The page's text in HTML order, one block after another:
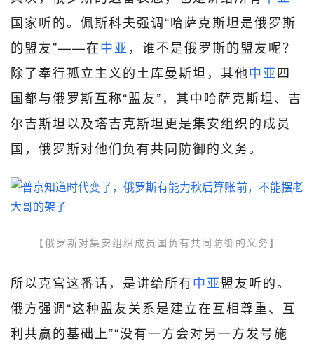
国家听的。佩斯科夫强调“哈萨克斯坦是俄罗斯
的盟友”——在中亚，谁不是俄罗斯的盟友呢？
除了奉行孤立主义的土库曼斯坦，其他中亚四
国都与俄罗斯互称“盟友”，其中哈萨克斯坦、吉
尔吉斯坦以及塔吉克斯坦更是集安组织的成员
国，俄罗斯对他们负有共同防御的义务。
【俄罗斯对集安组织成员国负有共同防御的义务】
所以克宫这番话，是讲给所有中亚盟友听的。
俄方强调“这种盟友关系是建立在互相尊重、互
利共赢的基础上”“没有一方会对另一方发号施